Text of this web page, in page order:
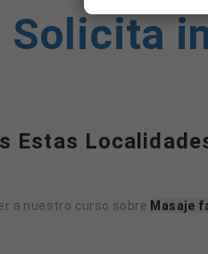
Solicita
Estas
a nuestro curso sobre Masaje